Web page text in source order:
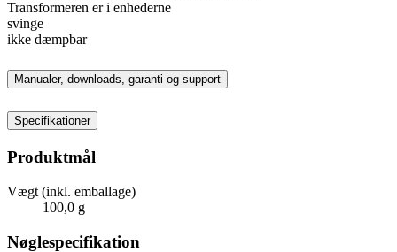
Transformeren er i enhederne
svinge
ikke dæmpbar
Manualer, downloads, garanti og support
Specifikationer
Produktmål
Vægt (inkl. emballage)
100,0 g
Nøglespecifikation